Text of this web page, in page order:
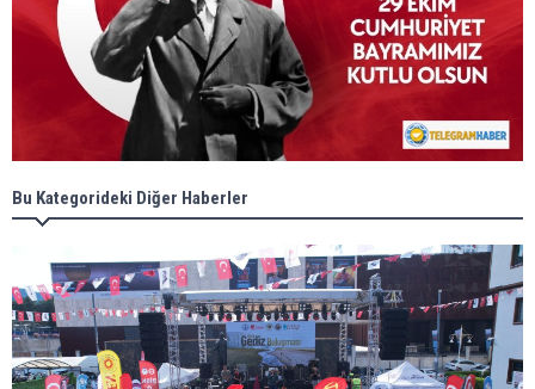
Bu Kategorideki Diğer Haberler